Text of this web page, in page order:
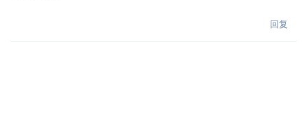
回复